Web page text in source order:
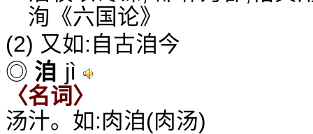
洵《六国论》
(2) 又如:自古洎今
◎ 洎 jì
〈名词〉
汤汁。如:肉洎(肉汤)